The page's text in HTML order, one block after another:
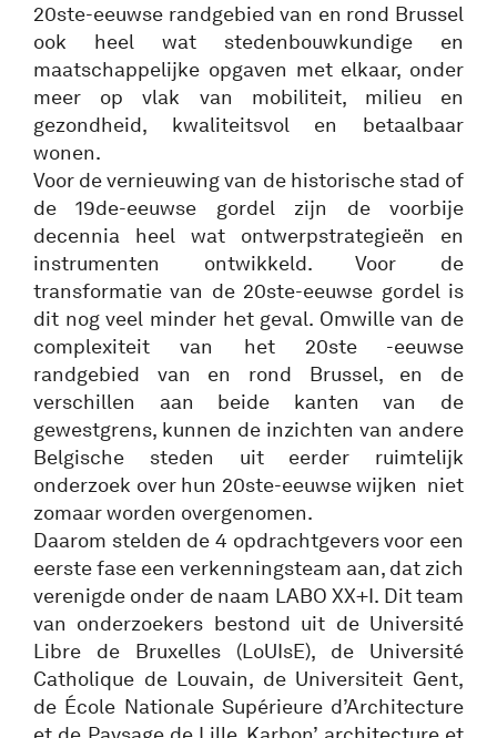
20ste-eeuwse randgebied van en rond Brussel
ook heel wat stedenbouwkundige en
maatschappelijke opgaven met elkaar, onder
meer op vlak van mobiliteit, milieu en
gezondheid, kwaliteitsvol en betaalbaar
wonen.
Voor de vernieuwing van de historische stad of
de 19de-eeuwse gordel zijn de voorbije
decennia heel wat ontwerpstrategieën en
instrumenten ontwikkeld. Voor de
transformatie van de 20ste-eeuwse gordel is
dit nog veel minder het geval. Omwille van de
complexiteit van het 20ste -eeuwse
randgebied van en rond Brussel, en de
verschillen aan beide kanten van de
gewestgrens, kunnen de inzichten van andere
Belgische steden uit eerder ruimtelijk
onderzoek over hun 20ste-eeuwse wijken niet
zomaar worden overgenomen.
Daarom stelden de 4 opdrachtgevers voor een
eerste fase een verkenningsteam aan, dat zich
verenigde onder de naam LABO XX+I. Dit team
van onderzoekers bestond uit de Université
Libre de Bruxelles (LoUIsE), de Université
Catholique de Louvain, de Universiteit Gent,
de École Nationale Supérieure d’Architecture